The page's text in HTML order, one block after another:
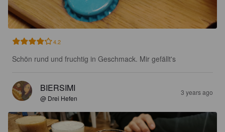
4.2
Schön rund und fruchtig in Geschmack. Mir gefällt's
BIERSIMI
@ Drei Hefen
3 years ago